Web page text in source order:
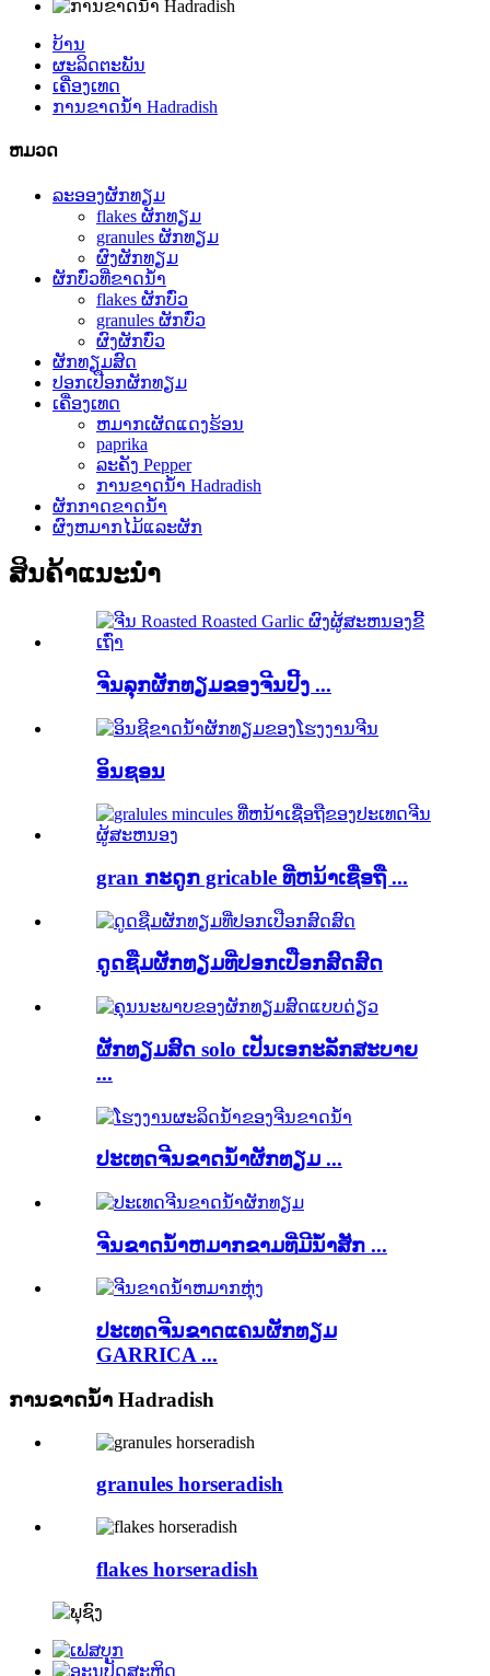
ບ້ານ
ຜະລິດຕະພັນ
ເຄື່ອງເທດ
ການຂາດນ້ໍາ Hadradish
ຫມວດ
ລະອອງຜັກທຽມ
flakes ຜັກທຽມ
granules ຜັກທຽມ
ຜົງຜັກທຽມ
ຜັກບົ່ວທີ່ຂາດນ້ໍາ
flakes ຜັກບົ່ວ
granules ຜັກບົ່ວ
ຜົງຜັກບົ່ວ
ຜັກທຽມສົດ
ປອກເປືອກຜັກທຽມ
ເຄື່ອງເທດ
ຫມາກເຜັດແດງຮ້ອນ
paprika
ລະຄັງ Pepper
ການຂາດນ້ໍາ Hadradish
ຜັກກາດຂາດນ້ໍາ
ຜົງຫມາກໄມ້ແລະຜັກ
ສິນຄ້າແນະນໍາ
ຈີນລຸກຜັກທຽມຂອງຈີນປີ້ງ ...
ອິນຊອນ
gran ກະດູກ gricable ທີ່ຫນ້າເຊື່ອຖື ...
ດູດຊືມຜັກທຽມທີ່ປອກເປືອກສົດສົດ
ຜັກທຽມສົດ solo ເປັນເອກະລັກສະບາຍ
...
ປະເທດຈີນຂາດນ້ໍາຜັກທຽມ ...
ຈີນຂາດນ້ໍາຫມາກຂາມທີ່ມີນໍ້າສັກ ...
ປະເທດຈີນຂາດແຄນຜັກທຽມ
GARRICA ...
ການຂາດນ້ໍາ Hadradish
granules horseradish
flakes horseradish